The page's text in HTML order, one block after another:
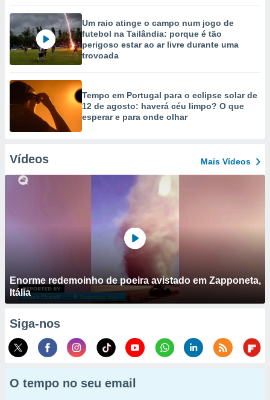
Um raio atinge o campo num jogo de
futebol na Tailândia: porque é tão
perigoso estar ao ar livre durante uma
trovoada
Tempo em Portugal para o eclipse solar de
12 de agosto: haverá céu limpo? O que
esperar e para onde olhar
Vídeos Mais Vídeos
Enorme redemoinho de poeira avistado em Zapponeta,
Itália
Siga-nos
O tempo no seu email